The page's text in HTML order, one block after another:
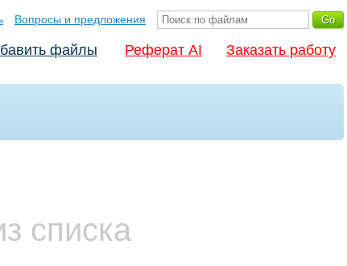
Вопросы и предложения
файлы Реферат AI Заказать работу
списка